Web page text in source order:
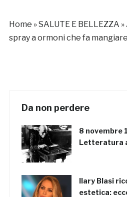
Home »SALUTE E BELLEZZA »
spray a ormoni che fa
Da non perdere
8 novembre
Letteratura
Ilary Blasi
estetica: